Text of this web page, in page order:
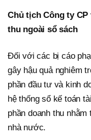
Chủ tịch Công ty CP
thu ngoài sổ sách
Đối với các bị cáo
gây hậu quả nghiêm
phần đầu tư và kinh
hệ thống sổ kế toán
phần doanh thu
nhà nước.